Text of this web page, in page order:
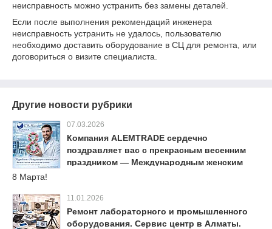
неисправность можно устранить без замены деталей.
Если после выполнения рекомендаций инженера
неисправность устранить не удалось, пользователю
необходимо доставить оборудование в СЦ для ремонта, или
договориться о визите специалиста.
Другие новости рубрики
07.03.2026
Компания ALEMTRADE сердечно
поздравляет вас с прекрасным весенним
праздником — Международным женским
8 Марта!
11.01.2026
Ремонт лабораторного и промышленного
оборудования. Сервис центр в Алматы.